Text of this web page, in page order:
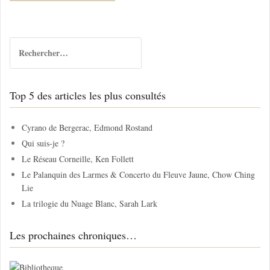
c
e
r
c
r
Top 5 des articles les plus consultés
Cyrano de Bergerac, Edmond Rostand
Qui suis-je ?
Le Réseau Corneille, Ken Follett
Le Palanquin des Larmes & Concerto du Fleuve Jaune, Chow Ching
Lie
La trilogie du Nuage Blanc, Sarah Lark
Les prochaines chroniques…